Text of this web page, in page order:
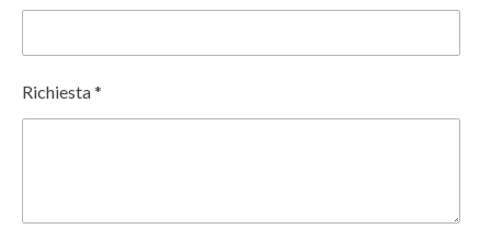
Richiesta *